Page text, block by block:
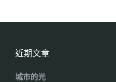
近期文章
城市的光